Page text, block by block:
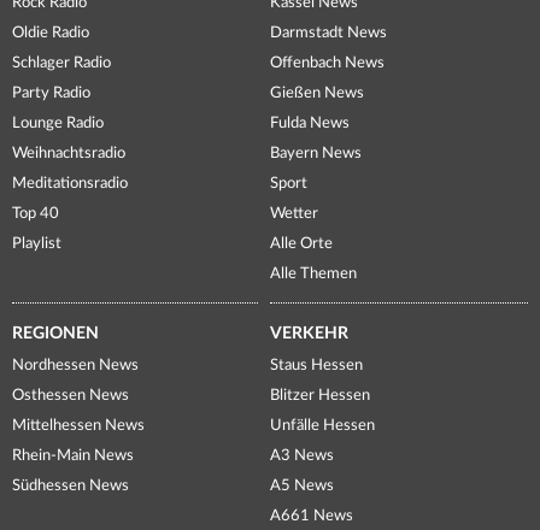
Rock Radio
Oldie Radio
Schlager Radio
Party Radio
Lounge Radio
Weihnachtsradio
Meditationsradio
Top 40
Playlist
Kassel News
Darmstadt News
Offenbach News
Gießen News
Fulda News
Bayern News
Sport
Wetter
Alle Orte
Alle Themen
REGIONEN
Nordhessen News
Osthessen News
Mittelhessen News
Rhein-Main News
Südhessen News
VERKEHR
Staus Hessen
Blitzer Hessen
Unfälle Hessen
A3 News
A5 News
A661 News